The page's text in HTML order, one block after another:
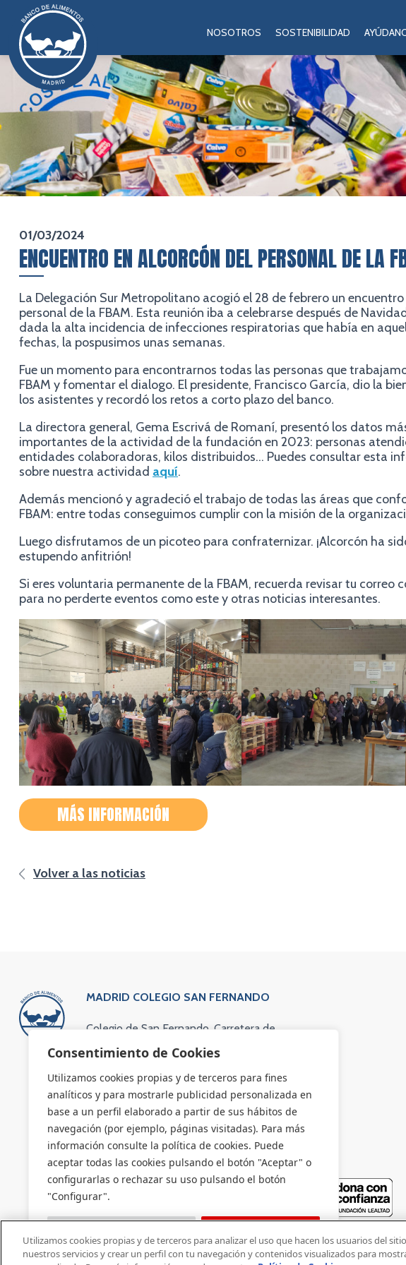
Consentimiento de Cookies
Utilizamos cookies propias y de terceros para fines
analíticos y para mostrarle publicidad personalizada en
base a un perfil elaborado a partir de sus hábitos de
navegación (por ejemplo, páginas visitadas). Para más
información consulte la política de cookies. Puede
aceptar todas las cookies pulsando el botón "Aceptar" o
configurarlas o rechazar su uso pulsando el botón
"Configurar".
NOSOTROS SOSTENIBILIDAD
01/03/2024
ENCUENTRO EN ALCORCÓN DEL PERSONAL DE LA
La Delegación Sur Metropolitano acogió el 28 de febrero un
personal de la FBAM. Esta reunión iba a celebrarse después de
dada la alta incidencia de infecciones respiratorias que había en
fechas, la pospusimos unas semanas.
Fue un momento para encontrarnos todas las personas que
FBAM y fomentar el dialogo. El presidente, Francisco García, dio la
los asistentes y recordó los retos a corto plazo del banco.
La directora general, Gema Escrivá de Romaní, presentó los datos
importantes de la actividad de la fundación en 2023: personas
entidades colaboradoras, kilos distribuidos… Puedes consultar esta
sobre nuestra actividad aquí.
Además mencionó y agradeció el trabajo de todas las áreas que
FBAM: entre todas conseguimos cumplir con la misión de la
Luego disfrutamos de un picoteo para confraternizar. ¡Alcorcón ha
estupendo anfitrión!
Si eres voluntaria permanente de la FBAM, recuerda revisar tu correo
para no perderte eventos como este y otras noticias interesantes.
MÁS INFORMACIÓN
Volver a las noticias
MADRID COLEGIO SAN FERNANDO
Colegio de San Fernando. Carretera de
(vía de servicio). 28049 Madrid
Teléfono: 91 734 63 83
Email: administracion@bamadrid.org
Utilizamos cookies propias y de terceros para analizar el uso que hacen los usuarios del
nuestros servicios y crear un perfil con tu navegación y contenidos visualizados para